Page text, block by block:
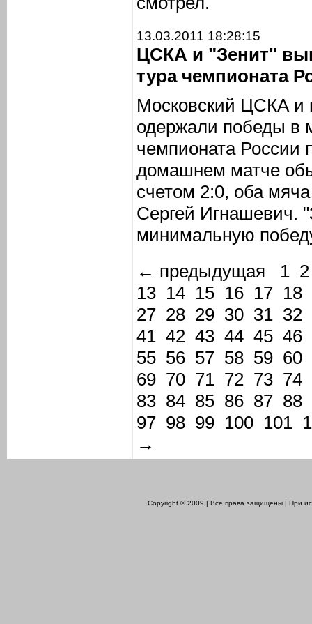
13.03.2011 18:28:15
ЦСКА и "Зенит"
тура чемпионата
Московский ЦСКА и
одержали победы в
чемпионата России
домашнем матче
счетом 2:0, оба
Сергей Игнашевич.
минимальную
← предыдущая
1 2
13 14 15 16 17 18
27 28 29 30 31 32
41 42 43 44 45 46
55 56 57 58 59 60
69 70 71 72 73 74
83 84 85 86 87 88
97 98 99 100 101
→
Copyright © 2009 | Все права защищены | При